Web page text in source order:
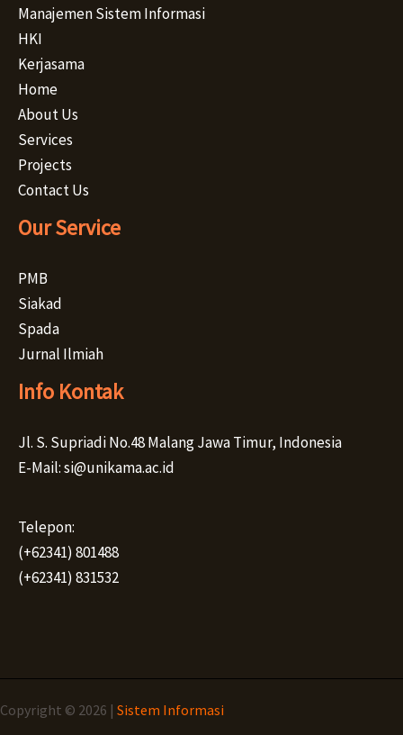
Manajemen Sistem Informasi
HKI
Kerjasama
Home
About Us
Services
Projects
Contact Us
Our Service
PMB
Siakad
Spada
Jurnal Ilmiah
Info Kontak
Jl. S. Supriadi No.48 Malang Jawa Timur, Indonesia
E-Mail: si@unikama.ac.id
Telepon:
(+62341) 801488
(+62341) 831532
Copyright © 2026 | Sistem Informasi